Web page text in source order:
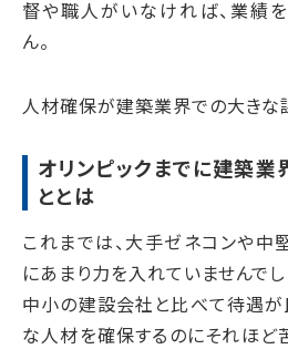
督や職人がいなければ、業績
ん。
人材確保が建築業界での大きな
オリンピックまでに建築業
ととは
これまでは、大手ゼネコンや中
にあまり力を入れていませんでし
中小の建設会社と比べて待遇が
な人材を確保するのにそれほど